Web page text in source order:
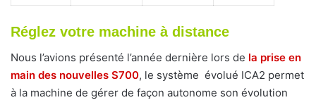
Réglez votre machine à distance
Nous l’avions présenté l’année dernière lors de la prise en
main des nouvelles S700, le système évolué ICA2 permet
à la machine de gérer de façon autonome son évolution